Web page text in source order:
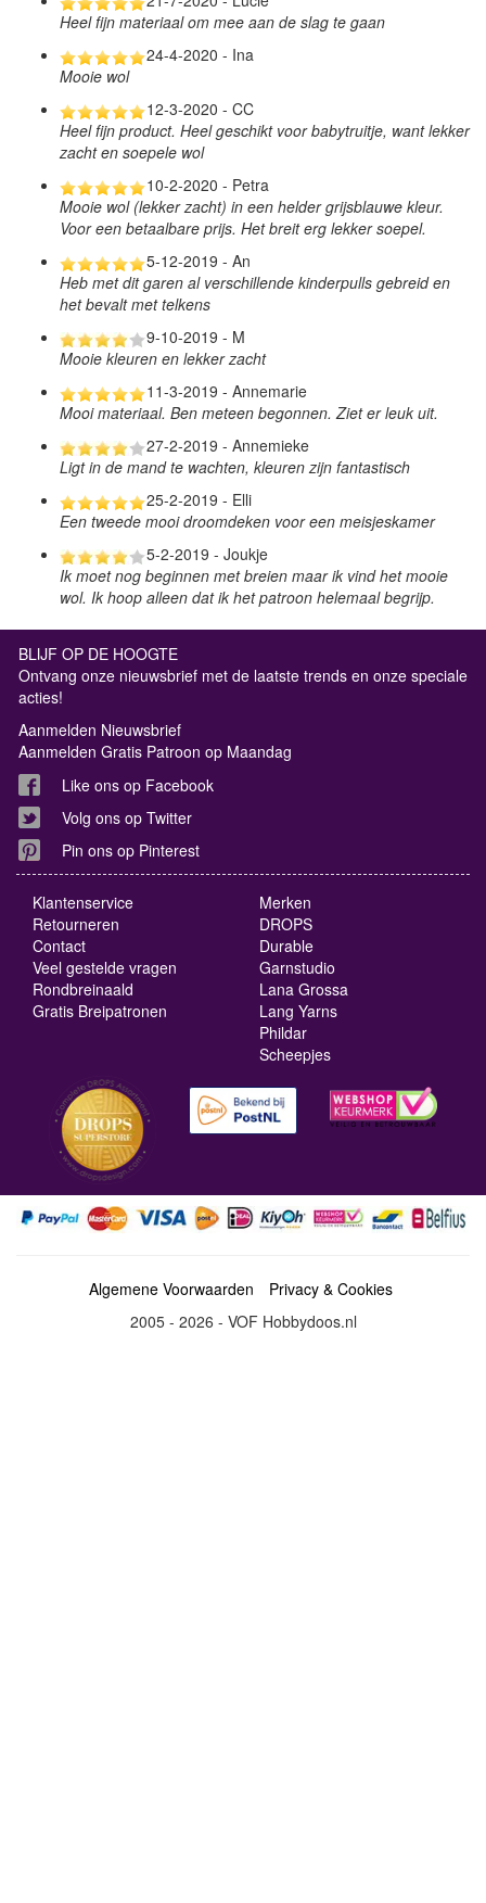
Heel fijn materiaal om mee aan de slag te gaan
24-4-2020 - Ina
Mooie wol
12-3-2020 - CC
Heel fijn product. Heel geschikt voor babytruitje, want lekker
zacht en soepele wol
10-2-2020 - Petra
Mooie wol (lekker zacht) in een helder grijsblauwe kleur.
Voor een betaalbare prijs. Het breit erg lekker soepel.
5-12-2019 - An
Heb met dit garen al verschillende kinderpulls gebreid en
het bevalt met telkens
9-10-2019 - M
Mooie kleuren en lekker zacht
11-3-2019 - Annemarie
Mooi materiaal. Ben meteen begonnen. Ziet er leuk uit.
27-2-2019 - Annemieke
Ligt in de mand te wachten, kleuren zijn fantastisch
25-2-2019 - Elli
Een tweede mooi droomdeken voor een meisjeskamer
5-2-2019 - Joukje
Ik moet nog beginnen met breien maar ik vind het mooie
wol. Ik hoop alleen dat ik het patroon helemaal begrijp.
BLIJF OP DE HOOGTE
Ontvang onze nieuwsbrief met de laatste trends en onze speciale
acties!
Aanmelden Nieuwsbrief
Aanmelden Gratis Patroon op Maandag
Like ons op Facebook
Volg ons op Twitter
Pin ons op Pinterest
Klantenservice
Retourneren
Contact
Veel gestelde vragen
Rondbreinaald
Gratis Breipatronen
Merken
DROPS
Durable
Garnstudio
Lana Grossa
Lang Yarns
Phildar
Scheepjes
Algemene Voorwaarden
Privacy & Cookies
2005 - 2026 - VOF Hobbydoos.nl